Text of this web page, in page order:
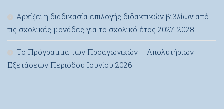
Αρχίζει η διαδικασία επιλογής διδακτικών βιβλίων από
τις σχολικές μονάδες για το σχολικό έτος 2027-2028
Το Πρόγραμμα των Προαγωγικών – Απολυτήριων
Εξετάσεων Περιόδου Ιουνίου 2026